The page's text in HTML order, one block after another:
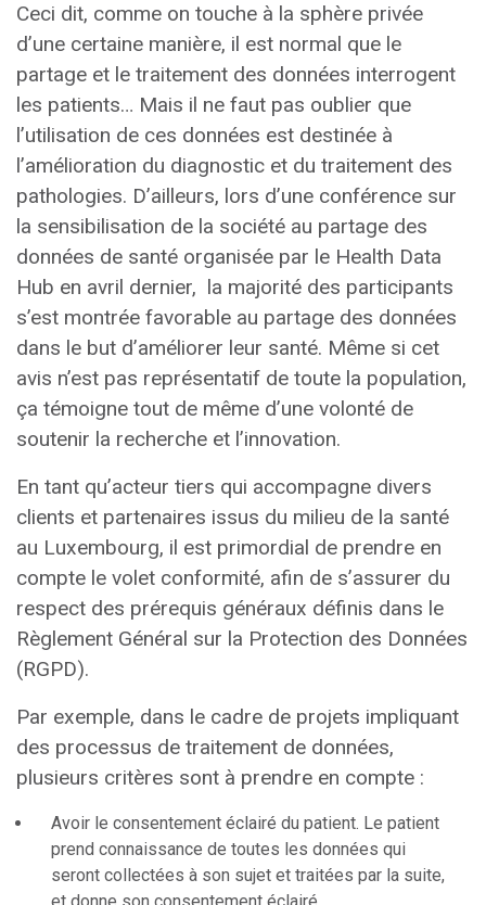
Ceci dit, comme on touche à la sphère privée
d’une certaine manière, il est normal que le
partage et le traitement des données interrogent
les patients… Mais il ne faut pas oublier que
l’utilisation de ces données est destinée à
l’amélioration du diagnostic et du traitement des
pathologies. D’ailleurs, lors d’une conférence sur
la sensibilisation de la société au partage des
données de santé organisée par le Health Data
Hub en avril dernier, la majorité des participants
s’est montrée favorable au partage des données
dans le but d’améliorer leur santé. Même si cet
avis n’est pas représentatif de toute la population,
ça témoigne tout de même d’une volonté de
soutenir la recherche et l’innovation.
En tant qu’acteur tiers qui accompagne divers
clients et partenaires issus du milieu de la santé
au Luxembourg, il est primordial de prendre en
compte le volet conformité, afin de s’assurer du
respect des prérequis généraux définis dans le
Règlement Général sur la Protection des Données
(RGPD).
Par exemple, dans le cadre de projets impliquant
des processus de traitement de données,
plusieurs critères sont à prendre en compte :
Avoir le consentement éclairé du patient. Le patient
prend connaissance de toutes les données qui
seront collectées à son sujet et traitées par la suite,